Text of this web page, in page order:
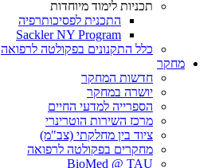
תכניות לימוד מיוחדות
התכנית לפסיכותרפיה
Sackler NY Program
כלל התקנונים בפקולטה לרפואה
מחקר
חדשות המחקר
יושרה במחקר
הספרייה למדעי החיים
מרכז השירות הוטרינרי
ציוד בין מחלקתי (צב"מ)
מחקרים בפקולטה לרפואה
BioMed @ TAU